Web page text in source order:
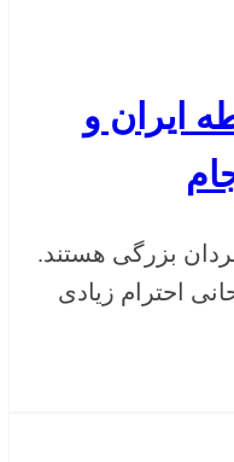
ایران و
مردان بزرگی هستند.
احترام زیادی